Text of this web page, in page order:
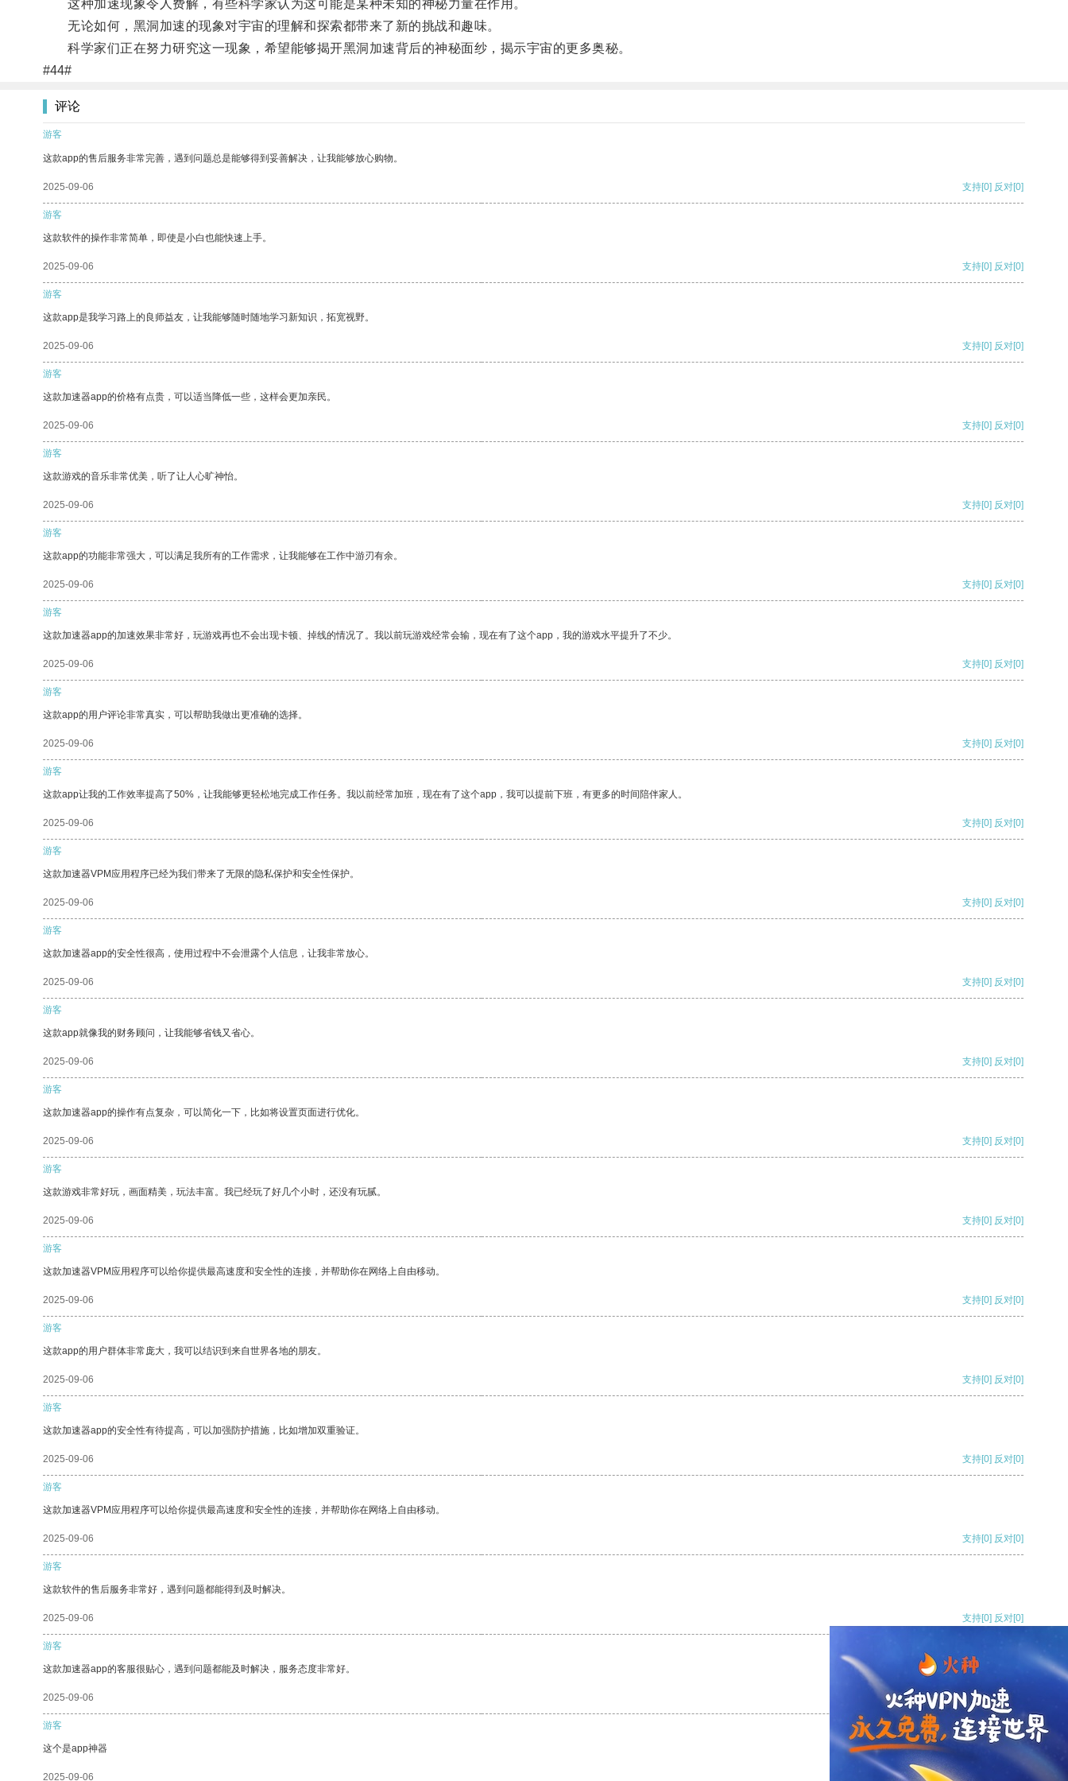
这种加速现象令人费解，有些科学家认为这可能是某种未知的神秘力量在作用。
无论如何，黑洞加速的现象对宇宙的理解和探索都带来了新的挑战和趣味。
科学家们正在努力研究这一现象，希望能够揭开黑洞加速背后的神秘面纱，揭示宇宙的更多奥秘。
#44#
评论
游客
这款app的售后服务非常完善，遇到问题总是能够得到妥善解决，让我能够放心购物。
2025-09-06 支持[0] 反对[0]
游客
这款软件的操作非常简单，即使是小白也能快速上手。
2025-09-06 支持[0] 反对[0]
游客
这款app是我学习路上的良师益友，让我能够随时随地学习新知识，拓宽视野。
2025-09-06 支持[0] 反对[0]
游客
这款加速器app的价格有点贵，可以适当降低一些，这样会更加亲民。
2025-09-06 支持[0] 反对[0]
游客
这款游戏的音乐非常优美，听了让人心旷神怡。
2025-09-06 支持[0] 反对[0]
游客
这款app的功能非常强大，可以满足我所有的工作需求，让我能够在工作中游刃有余。
2025-09-06 支持[0] 反对[0]
游客
这款加速器app的加速效果非常好，玩游戏再也不会出现卡顿、掉线的情况了。我以前玩游戏经常会输，现在有了这个app，我的游戏水平提升了不少。
2025-09-06 支持[0] 反对[0]
游客
这款app的用户评论非常真实，可以帮助我做出更准确的选择。
2025-09-06 支持[0] 反对[0]
游客
这款app让我的工作效率提高了50%，让我能够更轻松地完成工作任务。我以前经常加班，现在有了这个app，我可以提前下班，有更多的时间陪伴家人。
2025-09-06 支持[0] 反对[0]
游客
这款加速器VPM应用程序已经为我们带来了无限的隐私保护和安全性保护。
2025-09-06 支持[0] 反对[0]
游客
这款加速器app的安全性很高，使用过程中不会泄露个人信息，让我非常放心。
2025-09-06 支持[0] 反对[0]
游客
这款app就像我的财务顾问，让我能够省钱又省心。
2025-09-06 支持[0] 反对[0]
游客
这款加速器app的操作有点复杂，可以简化一下，比如将设置页面进行优化。
2025-09-06 支持[0] 反对[0]
游客
这款游戏非常好玩，画面精美，玩法丰富。我已经玩了好几个小时，还没有玩腻。
2025-09-06 支持[0] 反对[0]
游客
这款加速器VPM应用程序可以给你提供最高速度和安全性的连接，并帮助你在网络上自由移动。
2025-09-06 支持[0] 反对[0]
游客
这款app的用户群体非常庞大，我可以结识到来自世界各地的朋友。
2025-09-06 支持[0] 反对[0]
游客
这款加速器app的安全性有待提高，可以加强防护措施，比如增加双重验证。
2025-09-06 支持[0] 反对[0]
游客
这款加速器VPM应用程序可以给你提供最高速度和安全性的连接，并帮助你在网络上自由移动。
2025-09-06 支持[0] 反对[0]
游客
这款软件的售后服务非常好，遇到问题都能得到及时解决。
2025-09-06 支持[0] 反对[0]
游客
这款加速器app的客服很贴心，遇到问题都能及时解决，服务态度非常好。
2025-09-06 支持[0] 反对
游客
这个是app神器
2025-09-06 支持